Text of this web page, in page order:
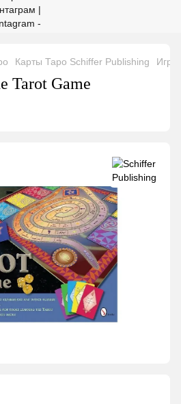
Карты Таро Schiffer Publishing Игра
Tarot Game